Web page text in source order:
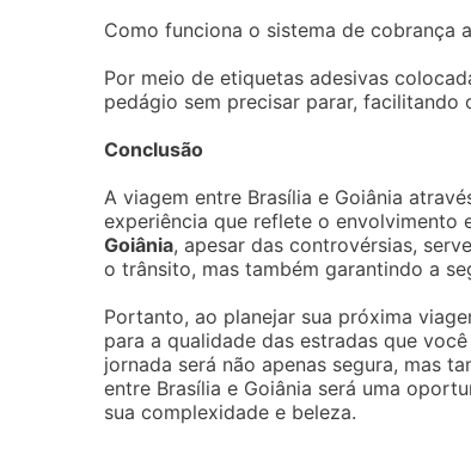
Como funciona o sistema de cobrança
Por meio de etiquetas adesivas
pedágio sem precisar parar, facilitando
Conclusão
A viagem entre Brasília e Goiânia
experiência que reflete o envolvimento
Goiânia, apesar das controvérsias,
o trânsito, mas também garantindo a
Portanto, ao planejar sua próxima
para a qualidade das estradas que
jornada será não apenas segura, mas
entre Brasília e Goiânia será uma
sua complexidade e beleza.